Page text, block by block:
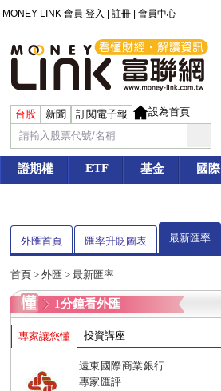
MONEY LINK 會員 登入 註冊 會員中心
台股 新聞 訂閱電子報 設為首頁
證期權 ETF 基金 國際
外匯首頁 匯率升貶圖表 最新匯率
首頁 > 外匯 > 最新匯率
1分鐘看外匯
專家讓您懂 投資講座
遠東國際商業銀行
專家匯評